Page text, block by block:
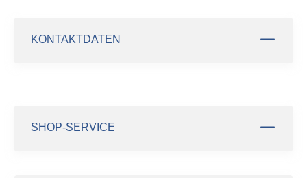
KONTAKTDATEN
SHOP-SERVICE